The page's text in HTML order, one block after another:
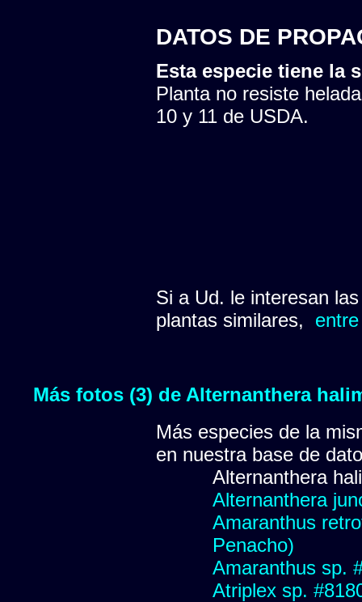
DATOS DE
Esta especie tiene la
Planta no resiste
10 y 11 de USDA.
Si a Ud. le interesan
plantas similares,
Más fotos (3) de Alternanthera
Más especies de la
en nuestra base de
Alternanthera
Alternanthera
Amaranthus
Penacho)
Amaranthus sp.
Atriplex sp.